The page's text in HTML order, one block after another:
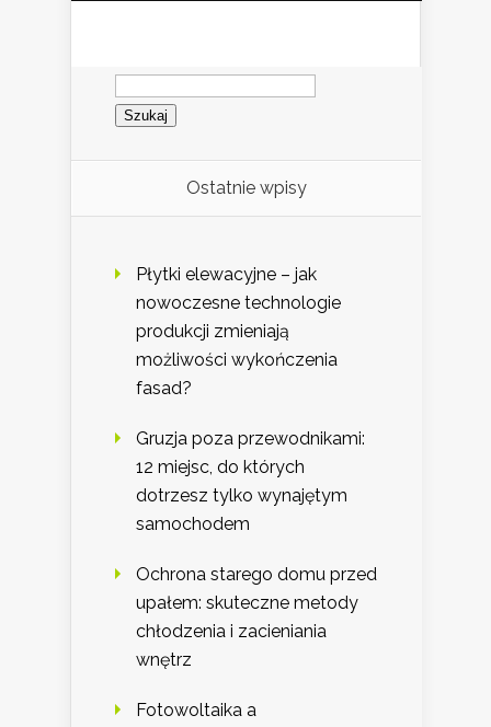
Szukaj:
Ostatnie wpisy
Płytki elewacyjne – jak
nowoczesne technologie
produkcji zmieniają
możliwości wykończenia
fasad?
Gruzja poza przewodnikami:
12 miejsc, do których
dotrzesz tylko wynajętym
samochodem
Ochrona starego domu przed
upałem: skuteczne metody
chłodzenia i zacieniania
wnętrz
Fotowoltaika a